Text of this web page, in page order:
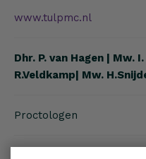
www.tulpmc.nl
Dhr. P. van Hagen | Mw.
R.Veldkamp| Mw.
Proctologen